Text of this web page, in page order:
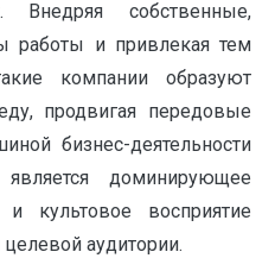
Внедряя собственные,
работы и привлекая тем
компании образуют
продвигая передовые
бизнес-деятельности
доминирующее
культовое восприятие
аудитории.